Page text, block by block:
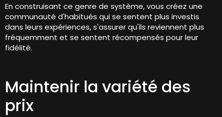
En construisant ce genre de système, vous créez une
communauté d'habitués qui se sentent plus investis
dans leurs expériences, s'assurer qu'ils reviennent plus
fréquemment et se sentent récompensés pour leur
fidélité.
Maintenir la variété des
prix